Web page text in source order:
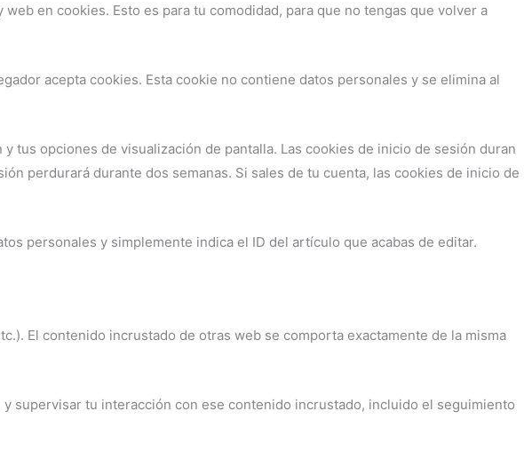
en cookies. Esto es para tu comodidad, para que no tengas que volver a
acepta cookies. Esta cookie no contiene datos personales y se elimina al
tus opciones de visualización de pantalla. Las cookies de inicio de sesión duran
perdurará durante dos semanas. Si sales de tu cuenta, las cookies de inicio de
personales y simplemente indica el ID del artículo que acabas de editar.
El contenido incrustado de otras web se comporta exactamente de la misma
supervisar tu interacción con ese contenido incrustado, incluido el seguimiento